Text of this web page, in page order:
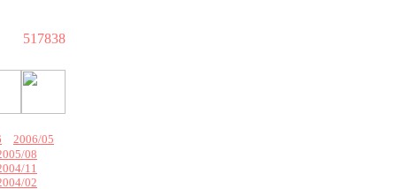
517838
2006/05
08
11
02